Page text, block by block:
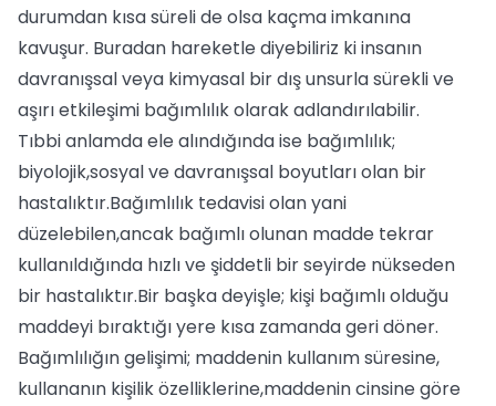
durumdan kısa süreli de olsa kaçma imkanına
kavuşur. Buradan hareketle diyebiliriz ki insanın
davranışsal veya kimyasal bir dış unsurla sürekli ve
aşırı etkileşimi bağımlılık olarak adlandırılabilir.
Tıbbi anlamda ele alındığında ise bağımlılık;
biyolojik,sosyal ve davranışsal boyutları olan bir
hastalıktır.Bağımlılık tedavisi olan yani
düzelebilen,ancak bağımlı olunan madde tekrar
kullanıldığında hızlı ve şiddetli bir seyirde nükseden
bir hastalıktır.Bir başka deyişle; kişi bağımlı olduğu
maddeyi bıraktığı yere kısa zamanda geri döner.
Bağımlılığın gelişimi; maddenin kullanım süresine,
kullananın kişilik özelliklerine,maddenin cinsine göre